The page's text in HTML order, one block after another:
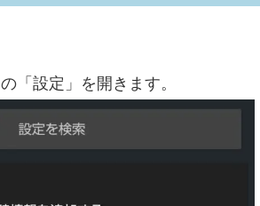
「設定」を開きます。